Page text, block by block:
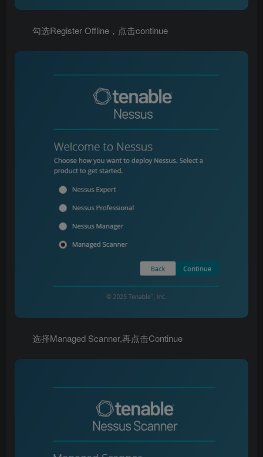
勾选Register Offline，点击continue
选择Managed Scanner,再点击Continue